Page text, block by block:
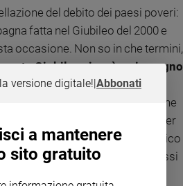
del debito dei paesi poveri:
fatta nel Giubileo del 2000 e
occasione. Non so in che termini,
Giubileo ci sarà un impegno
proporre una cancellazione
all'interno delle stesse dinamiche
essere un peso insopportabile per
anche il tema del debito ecologico
paesi devono essere messi
le necessità reale della loro
versione digitale!|Abbonati
a mantenere
sito gratuito